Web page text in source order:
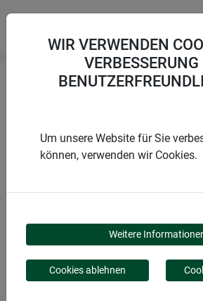
WIR VERWENDEN
VERBESSERUNG
Um unsere Website für Sie
können, verwenden wir Cookies.
Weitere
Cookies ablehnen